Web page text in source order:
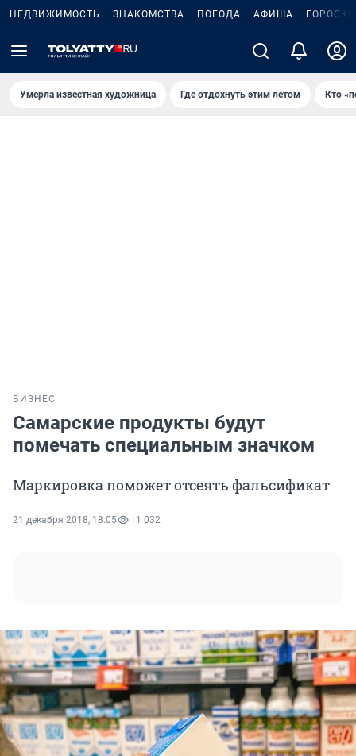
НЕДВИЖИМОСТЬ ЗНАКОМСТВА ПОГОДА АФИША
Умерла известная художница Где отдохнуть этим летом Кто
БИЗНЕС
Самарские продукты будут
помечать специальным значком
Маркировка поможет отсеять фальсификат
21 декабря 2018, 18:05 1 032